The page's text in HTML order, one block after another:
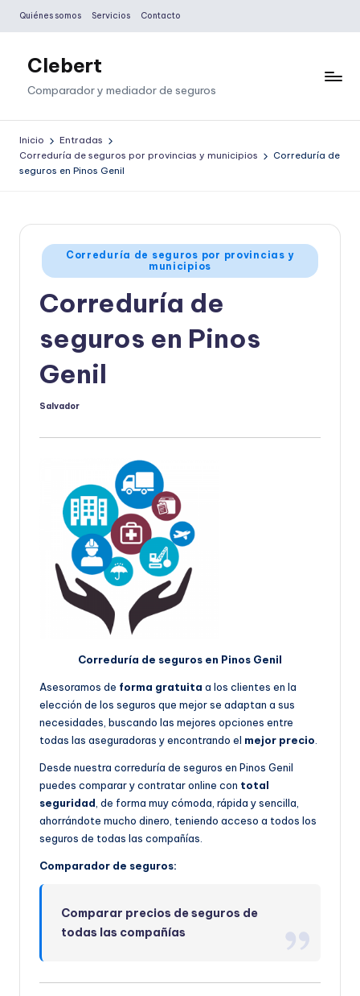
Saltar
contenido
Quiénes somos Servicios Contacto
Clebert
Comparador y mediador de seguros
Inicio
Entradas
Correduría de seguros por provincias y municipios
Correduría de
seguros en Pinos Genil
Publicado
en
Correduría de seguros por provincias y
municipios
Correduría de
seguros en Pinos
Genil
Publicado
Salvador
Correduría de seguros en Pinos Genil
Asesoramos de forma gratuita a los clientes en la
elección de los seguros que mejor se adaptan a sus
necesidades, buscando las mejores opciones entre
todas las aseguradoras y encontrando el mejor precio.
Desde nuestra correduría de seguros en Pinos Genil
puedes comparar y contratar online con total
seguridad, de forma muy cómoda, rápida y sencilla,
ahorrándote mucho dinero, teniendo acceso a todos los
seguros de todas las compañías.
Comparador de seguros:
Comparar precios de seguros de
todas las compañías